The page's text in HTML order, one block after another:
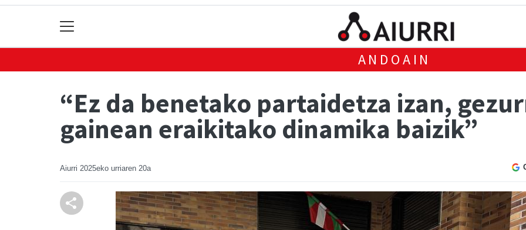
ANDOAIN
“Ez da benetako partaidetza izan,
gainean eraikitako dinamika baizik”
Aiurri 2025eko urriaren 20a